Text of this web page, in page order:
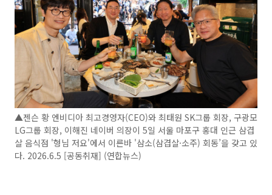
▲젠슨 황 엔비디아 최고경영자(CEO)와 최태원 SK그룹 회장, 구광모
LG그룹 회장, 이해진 네이버 의장이 5일 서울 마포구 홍대 인근 삼겹
살 음식점 '형님 저요'에서 이른바 '삼소(삼겹살·소주) 회동’을 갖고 있
다. 2026.6.5 [공동취재] (연합뉴스)